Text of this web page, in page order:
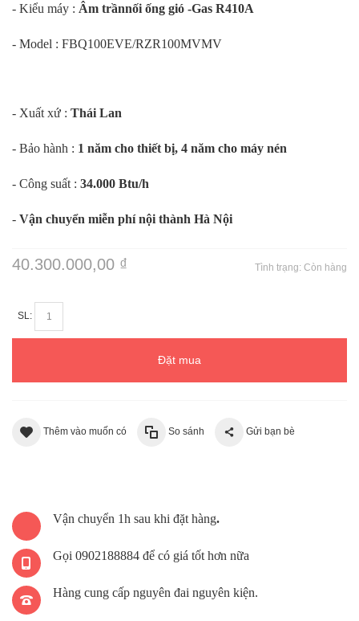
- Kiểu máy : Âm trầnnối ống gió -Gas R410A
- Model : FBQ100EVE/RZR100MVMV
- Xuất xứ : Thái Lan
- Bảo hành : 1 năm cho thiết bị, 4 năm cho máy nén
- Công suất : 34.000 Btu/h
- Vận chuyển miễn phí nội thành Hà Nội
Tình trạng: Còn hàng
40.300.000,00 ₫
SL:
Đặt mua
Thêm vào muốn có So sánh Gửi bạn bè
Vận chuyển 1h sau khi đặt hàng.
Gọi 0902188884 để có giá tốt hơn nữa
Hàng cung cấp nguyên đai nguyên kiện.